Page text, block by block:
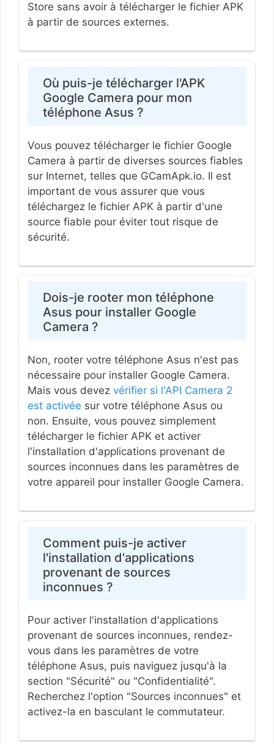
Store sans avoir à télécharger le fichier APK
à partir de sources externes.
Où puis-je télécharger l'APK
Google Camera pour mon
téléphone Asus ?
Vous pouvez télécharger le fichier Google
Camera à partir de diverses sources fiables
sur Internet, telles que GCamApk.io. Il est
important de vous assurer que vous
téléchargez le fichier APK à partir d'une
source fiable pour éviter tout risque de
sécurité.
Dois-je rooter mon téléphone
Asus pour installer Google
Camera ?
Non, rooter votre téléphone Asus n'est pas
nécessaire pour installer Google Camera.
Mais vous devez vérifier si l'API Camera 2
est activée sur votre téléphone Asus ou
non. Ensuite, vous pouvez simplement
télécharger le fichier APK et activer
l'installation d'applications provenant de
sources inconnues dans les paramètres de
votre appareil pour installer Google Camera.
Comment puis-je activer
l'installation d'applications
provenant de sources
inconnues ?
Pour activer l'installation d'applications
provenant de sources inconnues, rendez-
vous dans les paramètres de votre
téléphone Asus, puis naviguez jusqu'à la
section "Sécurité" ou "Confidentialité".
Recherchez l'option "Sources inconnues" et
activez-la en basculant le commutateur.